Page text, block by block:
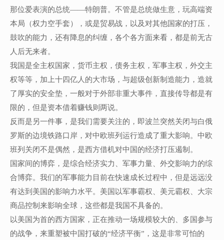
那位爱表演的总统——特朗普。不管是总统做生意，玩高端资
本局（权力空手套），或是贸易战，以及对其他国家的打压，
鼓吹的能力，还有降息的纠缠，各个各方面来看，都是前无古
人后无来者。
我国是全主权国家，货币主权，债务主权，军事主权，外交主
权等等，加上十四亿人的大市场，与超级创新制造能力，造就
了厚实的安全垫，一般对于外部非重大事件，直接传导都是有
限的，但是资本借着赚钱则两说。
反而是另一件事，是我们需要关注的，即波兰突然关闭与白俄
罗斯的边境铁路口岸，对中欧班列运行造成了重大影响。中欧
班列关闭不是偶然，是西方借机对中国的经济打压遏制。
国家间的博弈，是综合经济实力、军事力量、外交影响力的综
合博弈。我们的军事能力目前在快速成长过程中，但是远远没
有达到美国的影响力水平。美国以军事霸权、美元霸权、大宗
商品控制来影响全球，这些都是我国不具备的。
以美国为首的西方国家，正在推动一场规模较大的、多国参与
的战争，来重塑被中国打破的“经济平衡”，这是非常可怕的